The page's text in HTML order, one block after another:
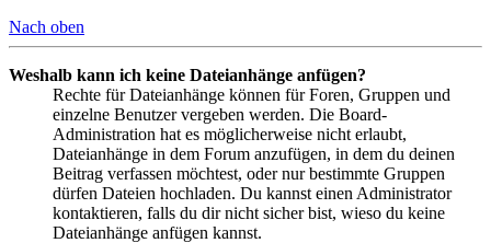
Nach oben
Weshalb kann ich keine Dateianhänge anfügen?
Rechte für Dateianhänge können für Foren, Gruppen und
einzelne Benutzer vergeben werden. Die Board-
Administration hat es möglicherweise nicht erlaubt,
Dateianhänge in dem Forum anzufügen, in dem du deinen
Beitrag verfassen möchtest, oder nur bestimmte Gruppen
dürfen Dateien hochladen. Du kannst einen Administrator
kontaktieren, falls du dir nicht sicher bist, wieso du keine
Dateianhänge anfügen kannst.